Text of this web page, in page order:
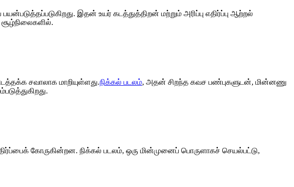
இதன் உயர் கடத்துத்திறன் மற்றும் அரிப்பு எதிர்ப்பு ஆற்றல்
சூழ்நிலைகளில்.
சவாலாக மாறியுள்ளது.நிக்கல் படலம், அதன் சிறந்த கவச பண்புகளுடன், மின்னணு
கோருகின்றன. நிக்கல் படலம், ஒரு மின்முனைப் பொருளாகச் செயல்பட்டு,